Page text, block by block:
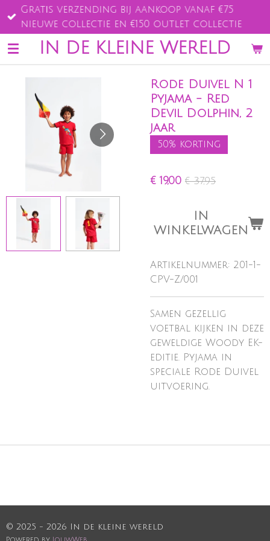
Ga
direct
naar
de
IN DE KLEINE WERELD
Gratis verzending bij aankoop vanaf €75
nieuwe collectie en €150 outlet collectie
Rode Duivel N 1
Pyjama - Red
Devil Dolphin, 2
jaar
50% korting
€ 19,00 € 37,95
IN
WINKELWAGEN
Artikelnummer: 201-1-
CPV-Z/001
Samen gezellig
voetbal kijken in deze
geweldige Woody EK-
editie. Pyjama in
speciale Rode Duivel
uitvoering.
© 2025 - 2026 In de kleine wereld